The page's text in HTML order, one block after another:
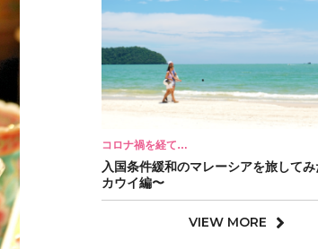
コロナ禍を経て…
入国条件緩和のマレーシアを旅して
カウイ編〜
VIEW MORE